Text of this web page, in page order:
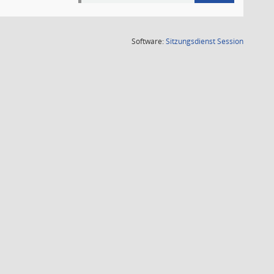
Software:SitzungsdienstSession(Wird in